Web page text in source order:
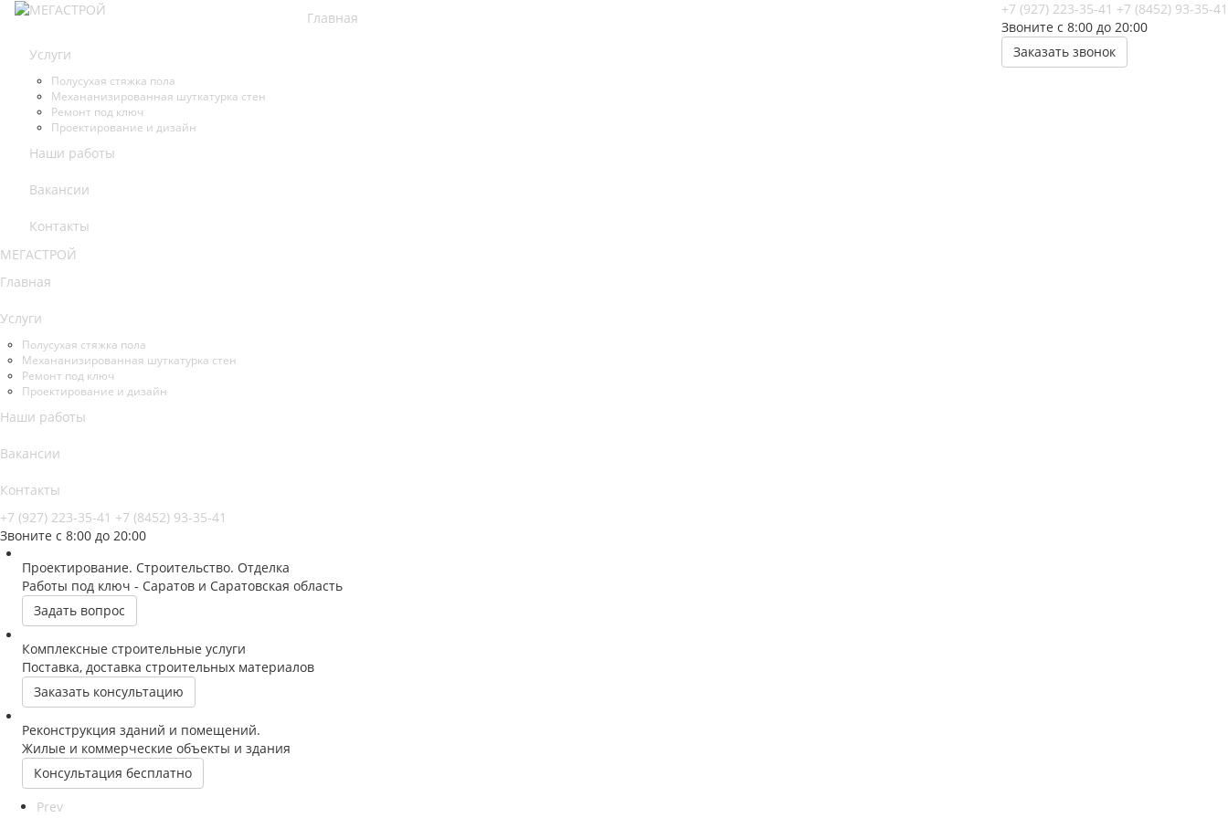
+7 (927) 223-35-41 +7 (8452) 93-35-41
Звоните с 8:00 до 20:00
Заказать звонок
Главная
Услуги
Полусухая стяжка пола
Механанизированная шуткатурка стен
Ремонт под ключ
Проектирование и дизайн
Наши работы
Вакансии
Контакты
Главная
Услуги
Полусухая стяжка пола
Механанизированная шуткатурка стен
Ремонт под ключ
Проектирование и дизайн
Наши работы
Вакансии
Контакты
+7 (927) 223-35-41 +7 (8452) 93-35-41
Звоните с 8:00 до 20:00
Проектирование. Строительство. Отделка
Работы под ключ - Саратов и Саратовская область
Задать вопрос
Комплексные строительные услуги
Поставка, доставка строительных материалов
Заказать консультацию
Реконструкция зданий и помещений.
Жилые и коммерческие объекты и здания
Консультация бесплатно
Prev